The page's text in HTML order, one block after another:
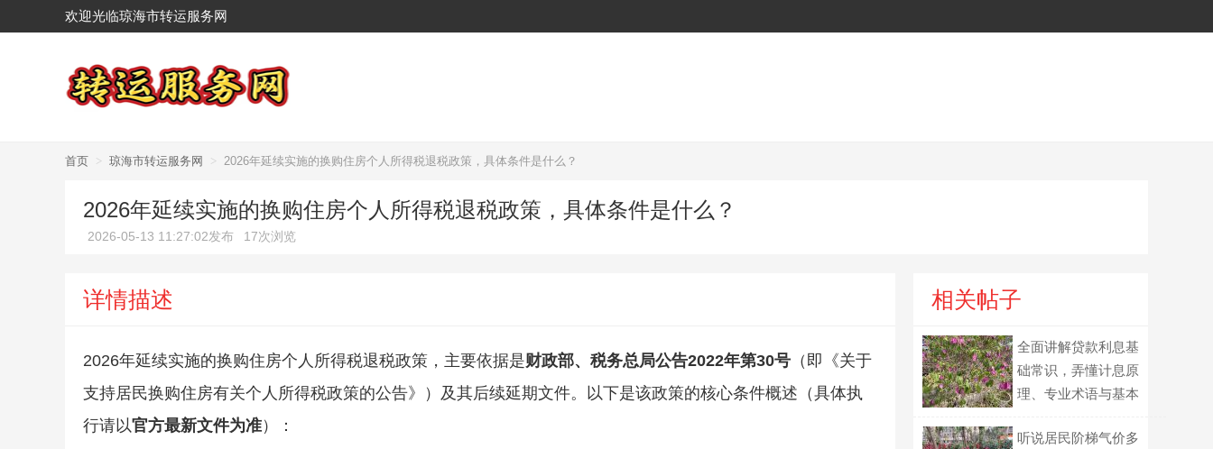
欢迎光临琼海市转运服务网
首页 > 琼海市转运服务网 > 2026年延续实施的换购住房个人所得税退税政策，具体条件是什么？
2026年延续实施的换购住房个人所得税退税政策，具体条件是什么？
2026-05-13 11:27:02发布 17次浏览
详情描述
2026年延续实施的换购住房个人所得税退税政策，主要依据是财政部、税务总局公告2022年第30号 （即《关于
支持居民换购住房有关个人所得税政策的公告》）及其后续延期文件。以下是该政策的核心条件概述（具体执
行请以官方最新文件为准）：
相关帖子
全面讲解贷款利息基
础常识，弄懂计息原
理、专业术语与基本
听说居民阶梯气价多